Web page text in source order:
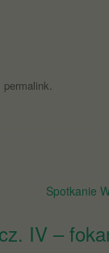
permalink.
Spotkanie
IV –